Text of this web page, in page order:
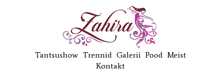
Tantsushow Trennid Galerii Pood Meist
Kontakt